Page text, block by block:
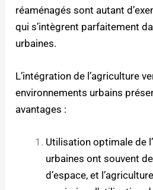
réaménagés sont autant
qui s’intègrent parfaitement
urbaines.
L’intégration de l’agriculture
environnements urbains
avantages :
Utilisation optimale de
urbaines ont souvent
d’espace, et